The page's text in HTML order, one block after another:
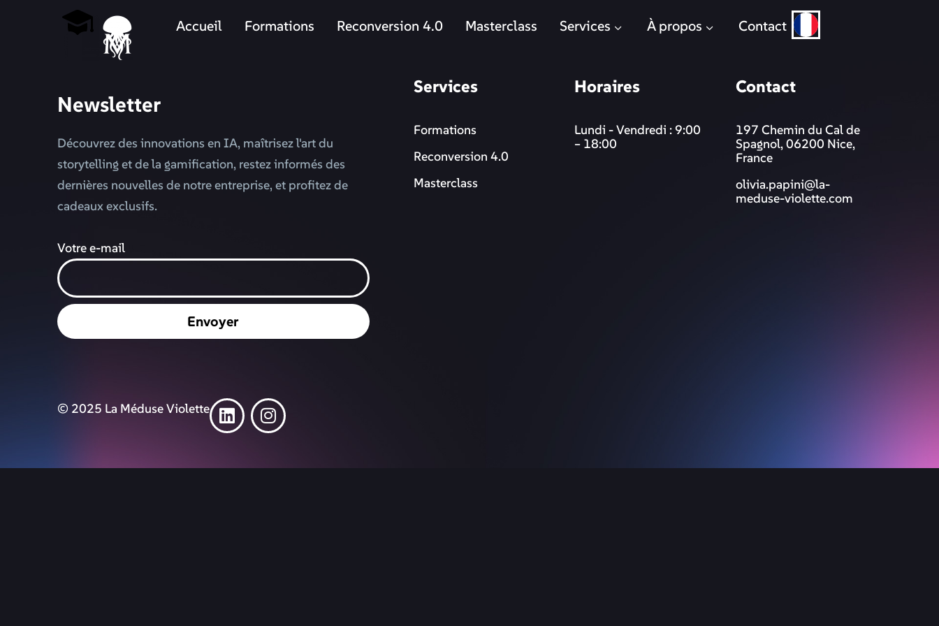
Accueil Formations Reconversion 4.0 Masterclass Services À propos Contact
Newsletter
Découvrez des innovations en IA, maîtrisez l'art du
storytelling et de la gamification, restez informés des
dernières nouvelles de notre entreprise, et profitez de
cadeaux exclusifs.
Votre e-mail
Envoyer
Services
Formations
Reconversion 4.0
Masterclass
Horaires
Lundi - Vendredi : 9:00
– 18:00
Contact
197 Chemin du Cal de
Spagnol, 06200 Nice,
France
olivia.papini@la-
meduse-violette.com
© 2025 La Méduse Violette